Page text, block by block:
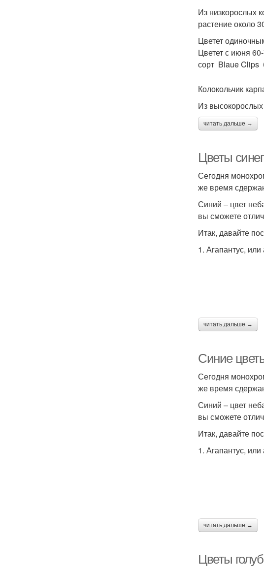
Из низкорослых
растение около
Цветет
Цветет с июня
сорт Blaue Clips
Колокольчик
Из
читать дальше →
Цветы
Сегодня
же время
Синий – цвет
вы сможете
Итак, давайте
1. Агапантус,
читать дальше →
Синие
Сегодня
же время
Синий – цвет
вы сможете
Итак, давайте
1. Агапантус,
читать дальше →
Цветы